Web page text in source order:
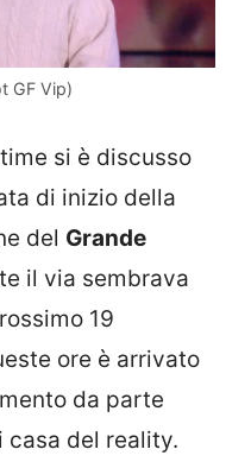
GF Vip)
si è discusso
di inizio della
del Grande
il via sembrava
19
ore è arrivato
da parte
casa del reality.